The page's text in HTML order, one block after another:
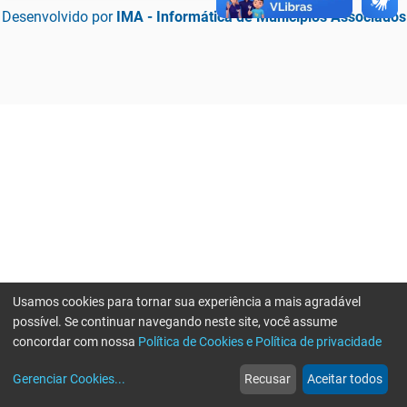
Desenvolvido por IMA - Informática de Municípios Associados
web
Notícias
more_horiz
Mais
Usamos cookies para tornar sua experiência a mais agradável
possível. Se continuar navegando neste site, você assume
concordar com nossa Política de Cookies e Política de privacidade
Gerenciar Cookies... Recusar Aceitar todos
Erro ao enviar informações, por favor tente novamente